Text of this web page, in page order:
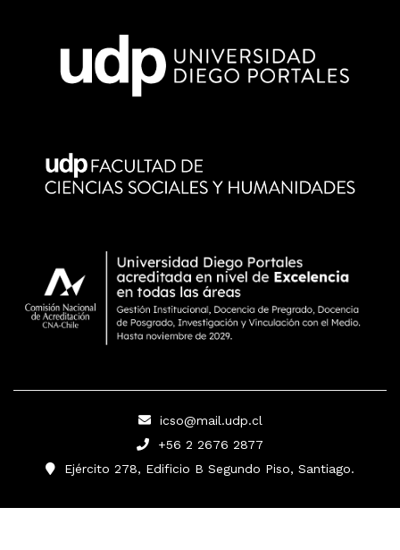
icso@mail.udp.cl
+56 2 2676 2877
Ejército 278, Edificio B Segundo Piso, Santiago.